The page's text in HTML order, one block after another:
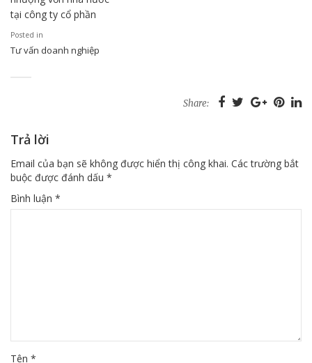
tại công ty cổ phần
Posted in
Tư vấn doanh nghiệp
Share:
Trả lời
Email của bạn sẽ không được hiển thị công khai. Các trường bắt
buộc được đánh dấu *
Bình luận *
Tên *